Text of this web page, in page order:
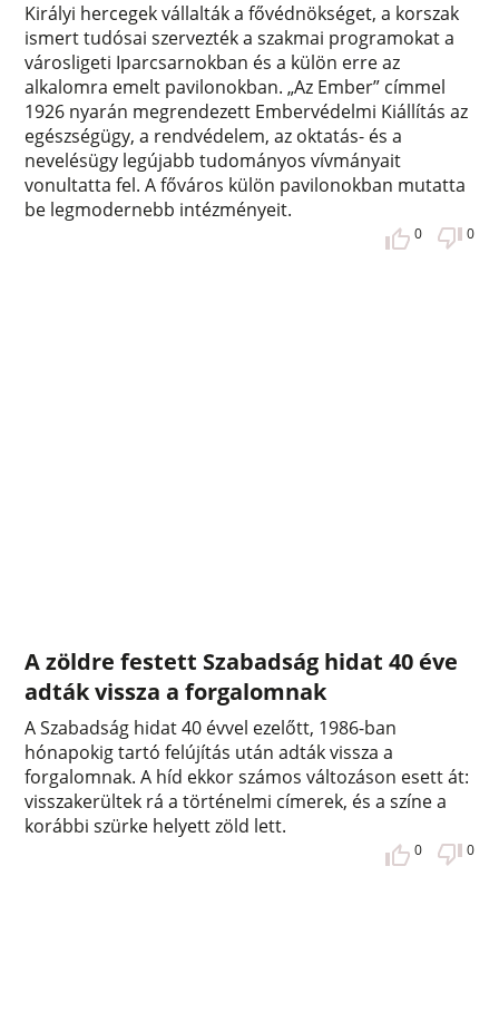
Királyi hercegek vállalták a fővédnökséget, a korszak
ismert tudósai szervezték a szakmai programokat a
városligeti Iparcsarnokban és a külön erre az
alkalomra emelt pavilonokban. „Az Ember” címmel
1926 nyarán megrendezett Embervédelmi Kiállítás az
egészségügy, a rendvédelem, az oktatás- és a
nevelésügy legújabb tudományos vívmányait
vonultatta fel. A főváros külön pavilonokban mutatta
be legmodernebb intézményeit.
0 0
A zöldre festett Szabadság hidat 40 éve
adták vissza a forgalomnak
A Szabadság hidat 40 évvel ezelőtt, 1986-ban
hónapokig tartó felújítás után adták vissza a
forgalomnak. A híd ekkor számos változáson esett át:
visszakerültek rá a történelmi címerek, és a színe a
korábbi szürke helyett zöld lett.
0 0